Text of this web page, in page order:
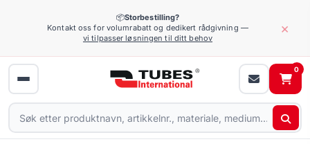
📦Storbestilling?
Kontakt oss for volumrabatt og dedikert rådgivning —
vi tilpasser løsningen til ditt behov
×
0